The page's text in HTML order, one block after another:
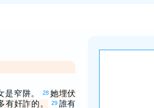
是窄阱。 28 她埋伏
有奸詐的。
29 誰有